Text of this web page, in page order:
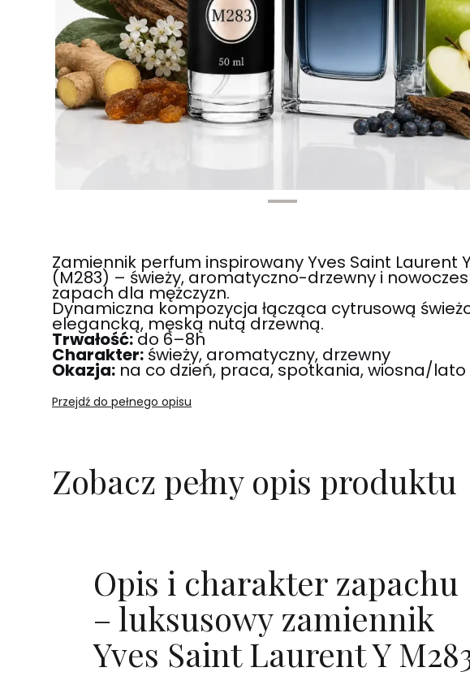
Zamiennik perfum inspirowany Yves Saint Laurent
(M283) – świeży, aromatyczno-drzewny i
zapach dla mężczyzn.
Dynamiczna kompozycja łącząca cytrusową
elegancką, męską nutą drzewną.
Trwałość:do 6–8h
Charakter: świeży, aromatyczny, drzewny
Okazja: na co dzień, praca, spotkania, wiosna/lato
Przejdź do pełnego opisu
Zobacz pełny opis produktu
Opis i charakter zapachu
– luksusowy zamiennik
Yves Saint Laurent Y